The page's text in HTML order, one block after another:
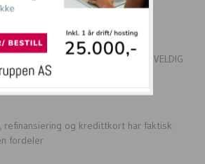
nabovarsler fra rasende folk som er VELDIG
for å...
refinansiering og kredittkort har faktisk
fordeler